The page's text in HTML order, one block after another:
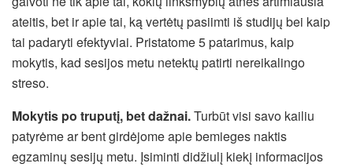
ateitis, bet ir apie tai, ką vertėtų pasiimti iš studijų bei kaip
tai padaryti efektyviai. Pristatome 5 patarimus, kaip
mokytis, kad sesijos metu netektų patirti nereikalingo
streso.
Mokytis po truputį, bet dažnai.Turbūt visi savo kailiu
patyrėme ar bent girdėjome apie bemieges naktis
egzaminų sesijų metu. Įsiminti didžiulį kiekį informacijos